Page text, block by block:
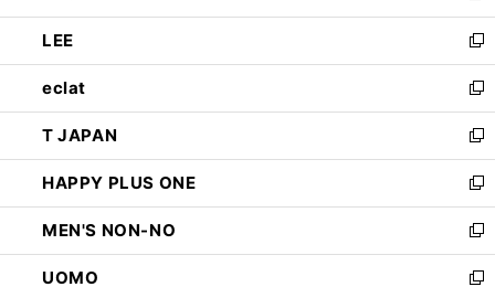
開
く
ウ
で
開
く
ン
ド
ウ
で
開
く
ウ
ィ
ン
ド
ウ
で
開
く
し
い
ウ
ィ
ン
ド
ウ
で
開
く
LEE
新
し
い
ウ
ィ
ン
ド
ウ
で
開
く
eclat
新
し
い
ウ
ィ
ン
ド
ウ
で
T JAPAN
新
し
い
ウ
ィ
ン
ド
HAPPY PLUS ONE
新
し
い
ウ
ィ
MEN'S NON-NO
新
し
い
UOMO
新